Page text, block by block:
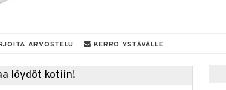
ARVOSTELU KERRO YSTÄVÄLLE
löydöt kotiin!